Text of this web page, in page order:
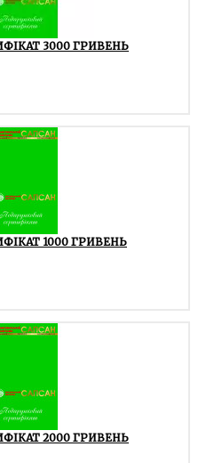
3000 ГРИВЕНЬ
1000 ГРИВЕНЬ
2000 ГРИВЕНЬ